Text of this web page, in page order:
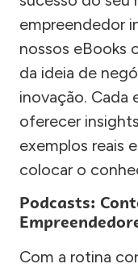
empreendedor
nossos eBooks
da ideia de
inovação. Cada
oferecer
exemplos reais
colocar o
Podcasts:
Com a rotina